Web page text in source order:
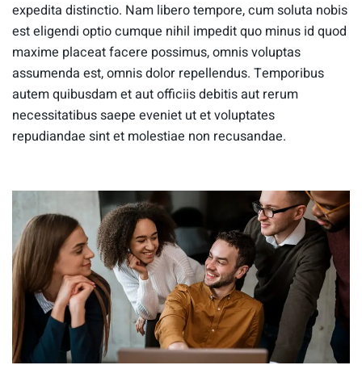
expedita distinctio. Nam libero tempore, cum soluta nobis
est eligendi optio cumque nihil impedit quo minus id quod
maxime placeat facere possimus, omnis voluptas
assumenda est, omnis dolor repellendus. Temporibus
autem quibusdam et aut officiis debitis aut rerum
necessitatibus saepe eveniet ut et voluptates
repudiandae sint et molestiae non recusandae.